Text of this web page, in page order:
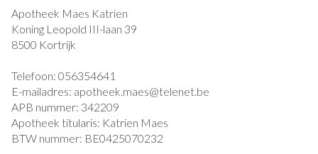
Apotheek Maes Katrien
Koning Leopold III-laan 39
8500 Kortrijk
Telefoon: 056354641
E-mailadres: apotheek.maes@telenet.be
APB nummer: 342209
Apotheek titularis: Katrien Maes
BTW nummer: BE0425070232